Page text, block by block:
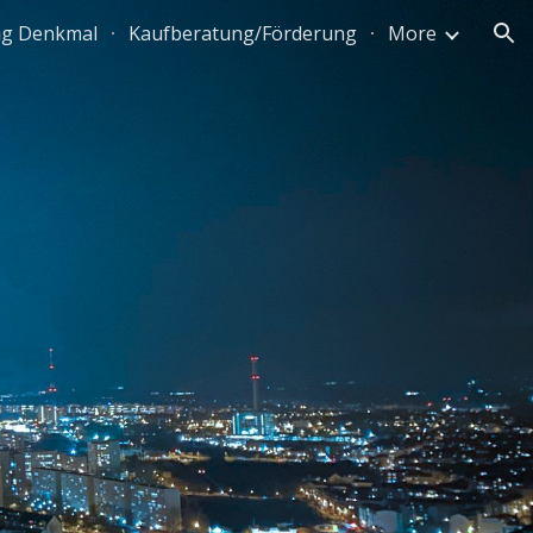
Denkmal Kaufberatung/Förderung More